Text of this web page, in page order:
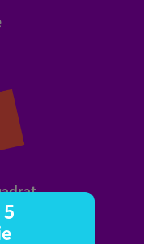
von scoyo.
Quadrate zu